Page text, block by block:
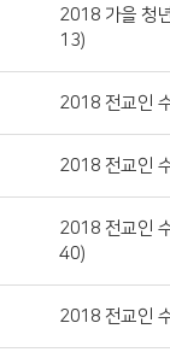
2018 가을 청
13)
2018 전교인
2018 전교인
2018 전교인
40)
2018 전교인